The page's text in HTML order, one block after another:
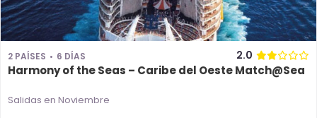
2 PAÍSES 6 DÍAS 2.0
Harmony of the Seas – Caribe del Oeste Match@Sea
Salidas en Noviembre